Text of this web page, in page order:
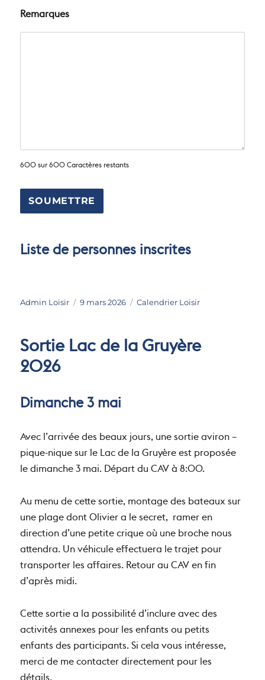
Remarques
600 sur 600 Caractères restants
Liste de personnes inscrites
Auteur
Admin Loisir
Publié
9 mars 2026 Catégories
Calendrier Loisir
Sortie Lac de la Gruyère
2026
Dimanche 3 mai
Avec l’arrivée des beaux jours, une sortie aviron –
pique-nique sur le Lac de la Gruyère est proposée
le dimanche 3 mai. Départ du CAV à 8:00.
Au menu de cette sortie, montage des bateaux sur
une plage dont Olivier a le secret, ramer en
direction d’une petite crique où une broche nous
attendra. Un véhicule effectuera le trajet pour
transporter les affaires. Retour au CAV en fin
d’après midi.
Cette sortie a la possibilité d’inclure avec des
activités annexes pour les enfants ou petits
enfants des participants. Si cela vous intéresse,
merci de me contacter directement pour les